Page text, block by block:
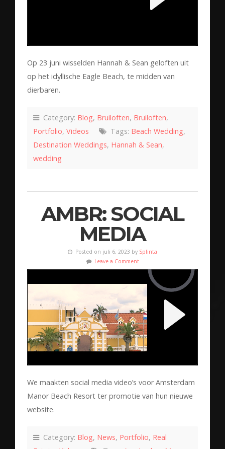
Op 23 juni wisselden Hannah & Sean geloften uit
op het idyllische Eagle Beach, te midden van
dierbaren.
Category: Blog, Bruiloften, Bruiloften,
Portfolio, Videos Tags: Beach Wedding,
Destination Weddings, Hannah & Sean,
wedding
AMBR: SOCIAL
MEDIA
Posted on juli 6, 2023 by Splinta
Leave a Comment
We maakten social media video’s voor Amsterdam
Manor Beach Resort ter promotie van hun nieuwe
website.
Category: Blog, News, Portfolio, Real